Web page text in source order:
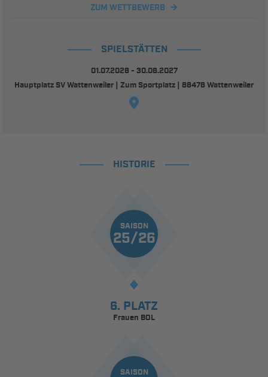
ZUM WETTBEWERB
SPIELSTÄTTEN
01.07.2026 - 30.06.2027
Hauptplatz SV Wattenweiler | Zum Sportplatz | 86476 Wattenweiler
HISTORIE
SAISON
25/26
6. PLATZ
Frauen BOL
SAISON